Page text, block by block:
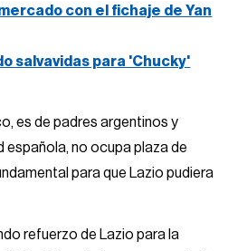
con el fichaje de Yan
salvavidas para 'Chucky'
es de padres argentinos y
española, no ocupa plaza de
para que Lazio pudiera
refuerzo de Lazio para la